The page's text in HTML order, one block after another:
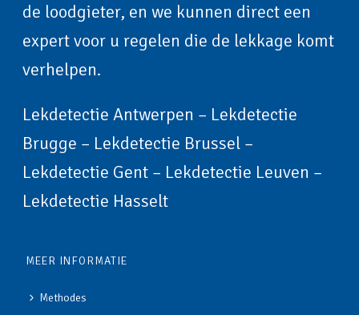
de loodgieter, en we kunnen direct een
expert voor u regelen die de lekkage komt
verhelpen.
Lekdetectie Antwerpen – Lekdetectie
Brugge – Lekdetectie Brussel –
Lekdetectie Gent – Lekdetectie Leuven –
Lekdetectie Hasselt
MEER INFORMATIE
Methodes